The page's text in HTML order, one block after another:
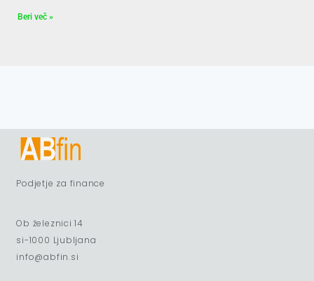
Beri več »
Podjetje za finance
Ob železnici 14
si-1000 Ljubljana
info@abfin.si